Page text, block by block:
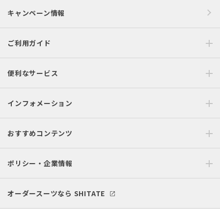
キャンペーン情報
ご利用ガイド
便利なサービス
インフォメーション
おすすめコンテンツ
ポリシー・企業情報
オーダースーツなら SHITATE